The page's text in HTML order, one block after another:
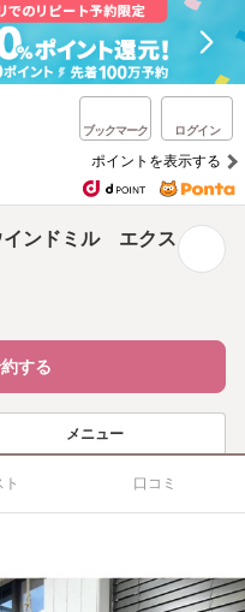
ブックマーク ログイン
ポイントを表示する
インドミル エクス
する
メニュー
口コミ